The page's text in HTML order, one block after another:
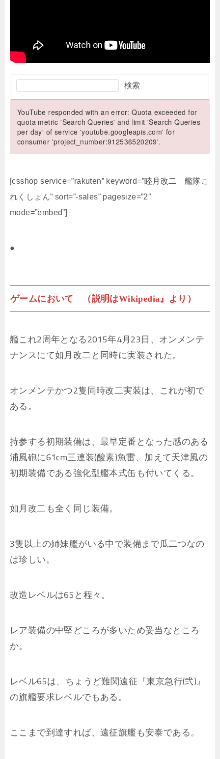
検索
YouTube responded with an error: Quota exceeded for
quota metric 'Search Queries' and limit 'Search Queries
per day' of service 'youtube.googleapis.com' for
consumer 'project_number:912536520209'.
[csshop service=”rakuten” keyword=”睦月改二 艦隊こ
れくしょん” sort=”-sales” pagesize=”2″
mode=”embed”]
●
ゲームにおいて （説明はWikipedia』より）
艦これ2周年となる2015年4月23日、オンメンテ
ナンスにて如月改二と同時に実装された。
オンメンテかつ2隻同時改二実装は、これが初で
ある。
持参する初期装備は、最早定番となった感のある
浦風砲に61cm三連装(酸素)魚雷、加えて天津風の
初期装備である強化型艦本式缶も付いてくる。
如月改二も全く同じ装備。
3隻以上の姉妹艦がいる中で装備まで瓜二つなの
は珍しい。
改造レベルは65と程々。
レア装備の中堅どころが多いため妥当なところ
か。
レベル65は、ちょうど難関遠征『東京急行(弐)』
の旗艦要求レベルでもある。
ここまで到達すれば、遠征旗艦も安泰である。